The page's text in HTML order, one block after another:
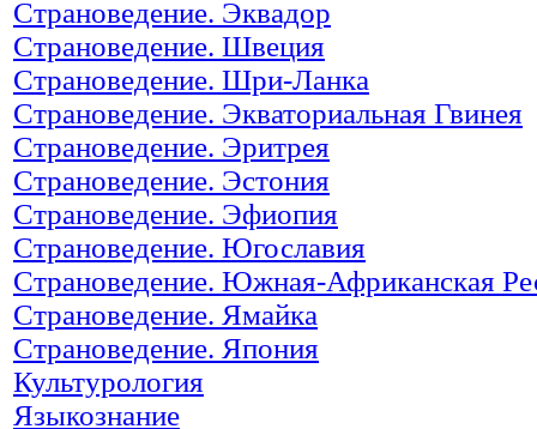
Страноведение. Эквадор
Страноведение. Швеция
Страноведение. Шри-Ланка
Страноведение. Экваториальная Гвинея
Страноведение. Эритрея
Страноведение. Эстония
Страноведение. Эфиопия
Страноведение. Югославия
Страноведение. Южная-Африканская
Страноведение. Ямайка
Страноведение. Япония
Культурология
Языкознание